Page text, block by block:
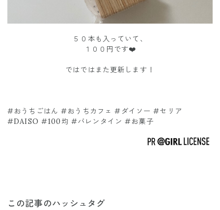
５０本も入っていて、
１００円です❤️
ではではまた更新します！
#おうちごはん #おうちカフェ #ダイソー #セリア
#DAISO #100均 #バレンタイン #お菓子
この記事のハッシュタグ